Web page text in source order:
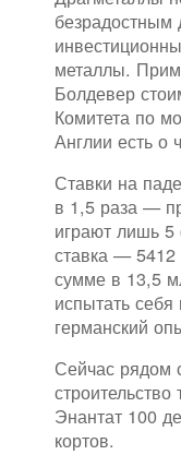
безрадостным
металлы.
Болдевер
Комитета по
Англии есть о
Ставки на
в 1,5 раза —
играют лишь
ставка — 5412
сумме в 13,5
испытать
германский
Сейчас рядом
Энантат 100
кортов.